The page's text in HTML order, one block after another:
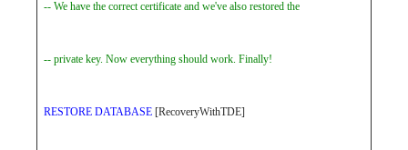
-- We have the correct certificate and we've also restored the
-- private key. Now everything should work. Finally!
RESTORE DATABASE [RecoveryWithTDE]